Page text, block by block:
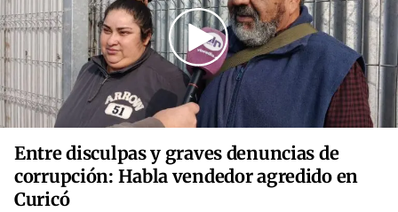
Entre disculpas y graves denuncias de
corrupción: Habla vendedor agredido en
Curicó